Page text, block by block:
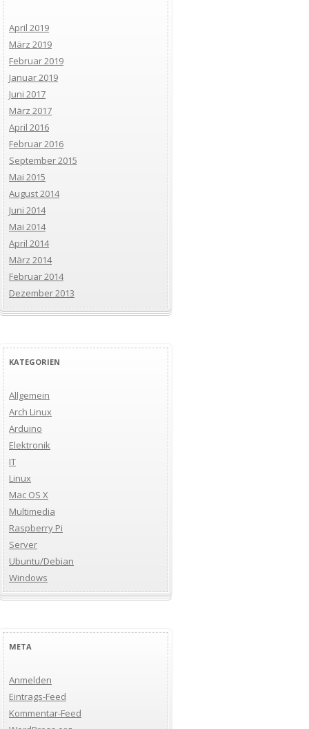
April 2019
März 2019
Februar 2019
Januar 2019
Juni 2017
März 2017
April 2016
Februar 2016
September 2015
Mai 2015
August 2014
Juni 2014
Mai 2014
April 2014
März 2014
Februar 2014
Dezember 2013
KATEGORIEN
Allgemein
Arch Linux
Arduino
Elektronik
IT
Linux
Mac OS X
Multimedia
Raspberry Pi
Server
Ubuntu/Debian
Windows
META
Anmelden
Eintrags-Feed
Kommentar-Feed